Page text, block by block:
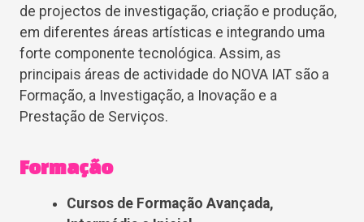
de projectos de investigação, criação e produção,
em diferentes áreas artísticas e integrando uma
forte componente tecnológica. Assim, as
principais áreas de actividade do NOVA IAT são a
Formação, a Investigação, a Inovação e a
Prestação de Serviços.
Formação
Cursos de Formação Avançada,